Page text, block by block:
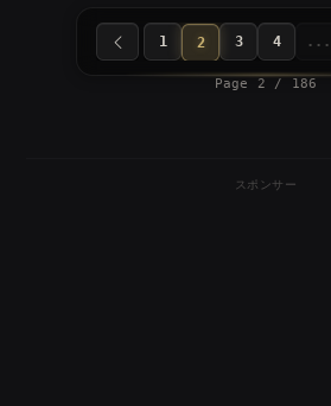
1 2 3 4 ...
Page 2 / 186
スポンサー